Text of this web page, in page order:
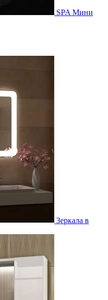
SPA Мини
Зеркала в